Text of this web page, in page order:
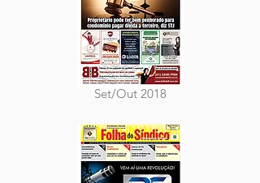
Set/Out 2018